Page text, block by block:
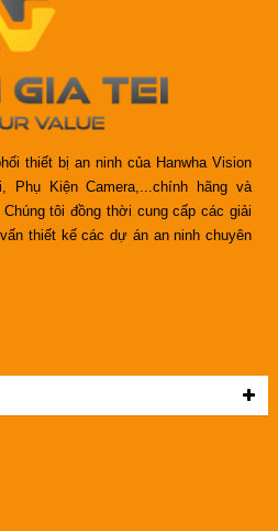
thiết bị an ninh của Hanwha Vision
Phụ Kiện Camera,...chính hãng và
tôi đồng thời cung cấp các giải
thiết kế các dự án an ninh chuyên